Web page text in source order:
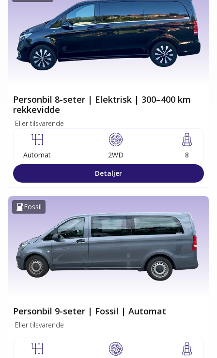
Personbil 8-seter | Elektrisk | 300–400 km
rekkevidde
Eller tilsvarende
Automat 2WD
8
Detaljer
Fossil
Personbil 9-seter | Fossil | Automat
Eller tilsvarende